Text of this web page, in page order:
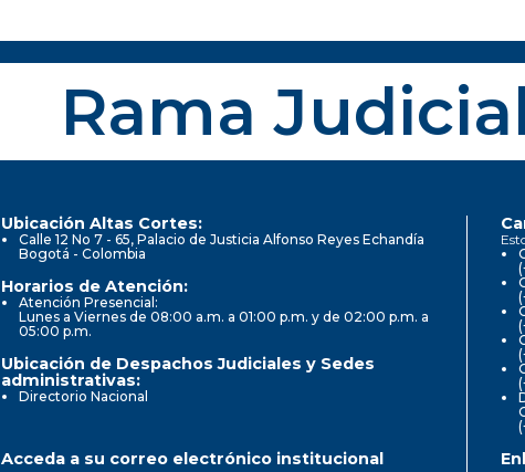
Rama
Ubicación Altas Cortes:
Calle 12 No 7 - 65, Palacio de Justicia Alfonso Reyes Echandía
Bogotá - Colombia
Horarios de Atención:
Atención Presencial:
Lunes a Viernes de 08:00 a.m. a 01:00 p.m. y de 02:00 p.m. a
05:00 p.m.
Ubicación de Despachos Judiciales y Sedes
administrativas:
Directorio Nacional
Acceda a su correo electrónico institucional